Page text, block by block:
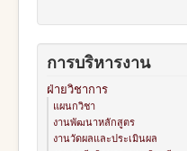
การบริหารงาน
ฝ่ายวิชาการ
แผนกวิชา
งานพัฒนาหลักสูตร
งานวัดผลและประเมินผล